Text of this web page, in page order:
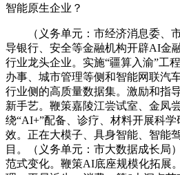
智能原生企业？
（义务单元：市经济消息委、市
导银行、安全等金融机构开辟AI金
行业龙头企业。实施“疆算入渝”工
办事、城市管理等侧和智能网联汽
行业侧的高质量数据集。激励和指
新手艺。鞭策嘉陵江尝试室、金凤
绕“AI+”配备、诊疗、材料开展科
效。正在大模子、具身智能、智能
目。（义务单元：市大数据成长局
范式变化。鞭策AI底座规模化拓展